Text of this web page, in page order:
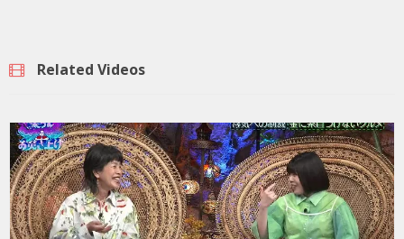
Related Videos